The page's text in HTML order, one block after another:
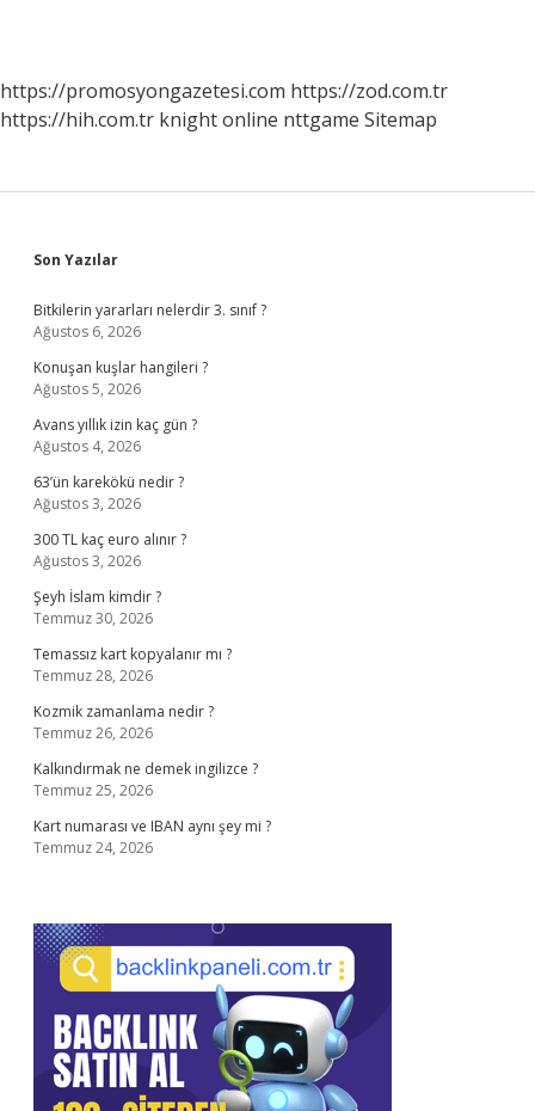
https://promosyongazetesi.com https://zod.com.tr
https://hih.com.tr knight online nttgame Sitemap
Sidebar
Son Yazılar
Bitkilerin yararları nelerdir 3. sınıf ?
Ağustos 6, 2026
Konuşan kuşlar hangileri ?
Ağustos 5, 2026
Avans yıllık izin kaç gün ?
Ağustos 4, 2026
63’ün karekökü nedir ?
Ağustos 3, 2026
300 TL kaç euro alınır ?
Ağustos 3, 2026
Şeyh İslam kimdir ?
Temmuz 30, 2026
Temassız kart kopyalanır mı ?
Temmuz 28, 2026
Kozmik zamanlama nedir ?
Temmuz 26, 2026
Kalkındırmak ne demek ingilizce ?
Temmuz 25, 2026
Kart numarası ve IBAN aynı şey mi ?
Temmuz 24, 2026